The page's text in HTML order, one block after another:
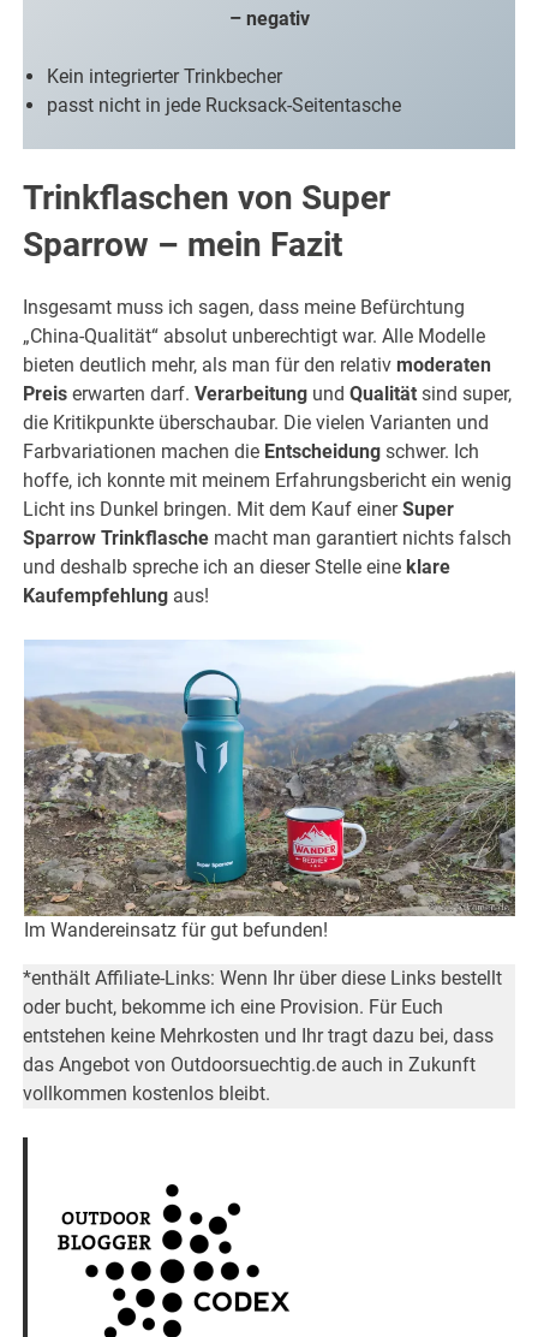
– negativ
Kein integrierter Trinkbecher
passt nicht in jede Rucksack-Seitentasche
Trinkflaschen von Super
Sparrow – mein Fazit
Insgesamt muss ich sagen, dass meine Befürchtung
„China-Qualität“ absolut unberechtigt war. Alle Modelle
bieten deutlich mehr, als man für den relativmoderaten
Preis erwarten darf.Verarbeitung undQualität sind super,
die Kritikpunkte überschaubar. Die vielen Varianten und
Farbvariationen machen die Entscheidung schwer. Ich
hoffe, ich konnte mit meinem Erfahrungsbericht ein wenig
Licht ins Dunkel bringen. Mit dem Kauf einerSuper
Sparrow Trinkflasche macht man garantiert nichts falsch
und deshalb spreche ich an dieser Stelle eine klare
Kaufempfehlung aus!
Im Wandereinsatz für gut befunden!
*enthält Affiliate-Links: Wenn Ihr über diese Links bestellt
oder bucht, bekomme ich eine Provision. Für Euch
entstehen keine Mehrkosten und Ihr tragt dazu bei, dass
das Angebot von Outdoorsuechtig.de auch in Zukunft
vollkommen kostenlos bleibt.